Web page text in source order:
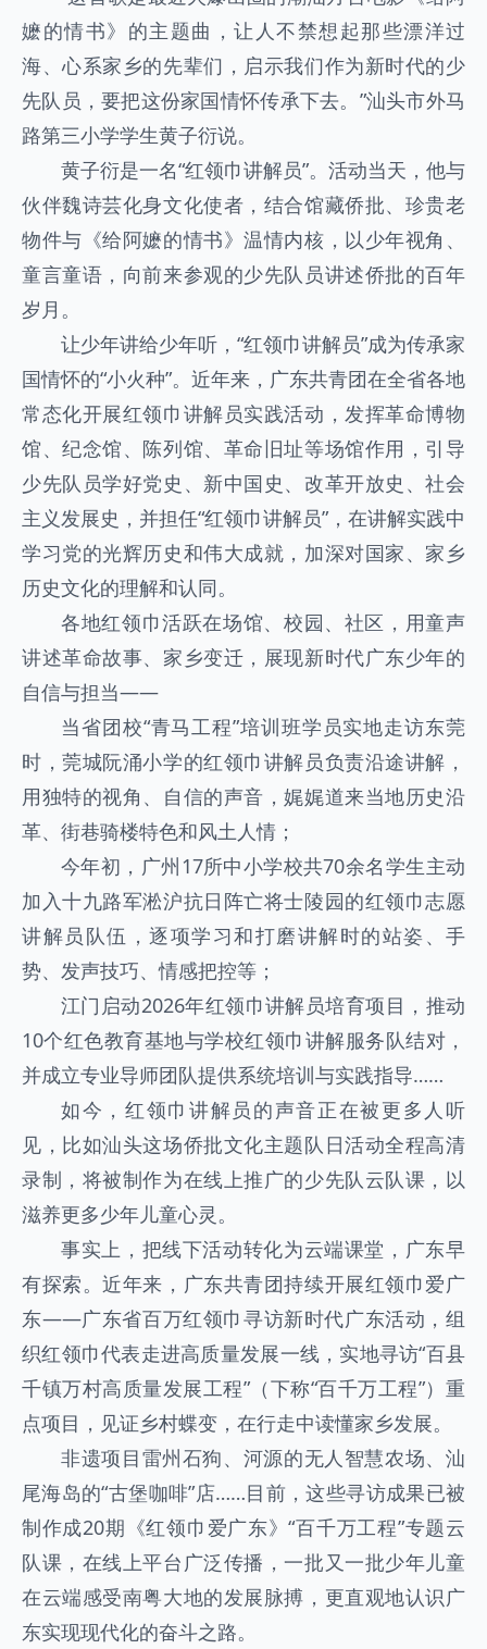
嬷的情书》的主题曲，让人不禁想起那些漂洋过
海、心系家乡的先辈们，启示我们作为新时代的少
先队员，要把这份家国情怀传承下去。”汕头市外马
路第三小学学生黄子衍说。
黄子衍是一名“红领巾讲解员”。活动当天，他与
伙伴魏诗芸化身文化使者，结合馆藏侨批、珍贵老
物件与《给阿嬷的情书》温情内核，以少年视角、
童言童语，向前来参观的少先队员讲述侨批的百年
岁月。
让少年讲给少年听，“红领巾讲解员”成为传承家
国情怀的“小火种”。近年来，广东共青团在全省各地
常态化开展红领巾讲解员实践活动，发挥革命博物
馆、纪念馆、陈列馆、革命旧址等场馆作用，引导
少先队员学好党史、新中国史、改革开放史、社会
主义发展史，并担任“红领巾讲解员”，在讲解实践中
学习党的光辉历史和伟大成就，加深对国家、家乡
历史文化的理解和认同。
各地红领巾活跃在场馆、校园、社区，用童声
讲述革命故事、家乡变迁，展现新时代广东少年的
自信与担当——
当省团校“青马工程”培训班学员实地走访东莞
时，莞城阮涌小学的红领巾讲解员负责沿途讲解，
用独特的视角、自信的声音，娓娓道来当地历史沿
革、街巷骑楼特色和风土人情；
今年初，广州17所中小学校共70余名学生主动
加入十九路军淞沪抗日阵亡将士陵园的红领巾志愿
讲解员队伍，逐项学习和打磨讲解时的站姿、手
势、发声技巧、情感把控等；
江门启动2026年红领巾讲解员培育项目，推动
10个红色教育基地与学校红领巾讲解服务队结对，
并成立专业导师团队提供系统培训与实践指导……
如今，红领巾讲解员的声音正在被更多人听
见，比如汕头这场侨批文化主题队日活动全程高清
录制，将被制作为在线上推广的少先队云队课，以
滋养更多少年儿童心灵。
事实上，把线下活动转化为云端课堂，广东早
有探索。近年来，广东共青团持续开展红领巾爱广
东——广东省百万红领巾寻访新时代广东活动，组
织红领巾代表走进高质量发展一线，实地寻访“百县
千镇万村高质量发展工程”（下称“百千万工程”）重
点项目，见证乡村蝶变，在行走中读懂家乡发展。
非遗项目雷州石狗、河源的无人智慧农场、汕
尾海岛的“古堡咖啡”店……目前，这些寻访成果已被
制作成20期《红领巾爱广东》“百千万工程”专题云
队课，在线上平台广泛传播，一批又一批少年儿童
在云端感受南粤大地的发展脉搏，更直观地认识广
东实现现代化的奋斗之路。